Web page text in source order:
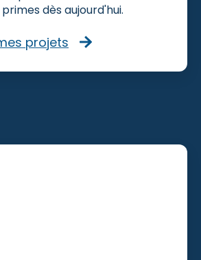
dès aujourd'hui.
projets